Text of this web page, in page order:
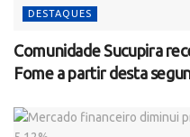
DESTAQUES
Comunidade Sucupira
Fome a partir desta